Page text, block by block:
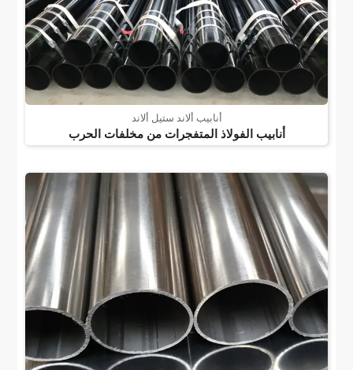
أنابيب ألاند ستيل ألاند
أنابيب الفولاذ المتفجرات من مخلفات الحرب